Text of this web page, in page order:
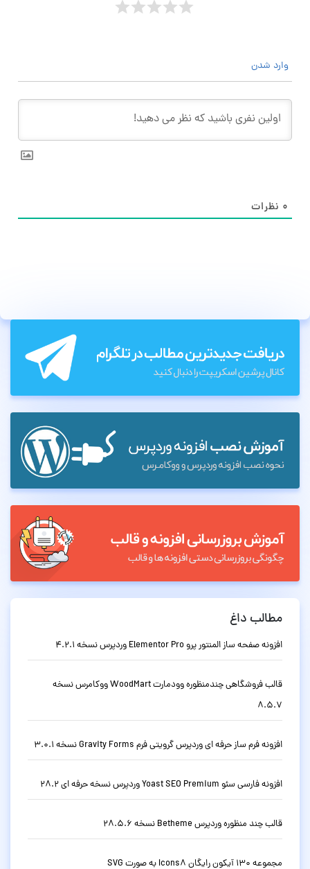
وارد شدن
۰ نظرات
مطالب داغ
افزونه صفحه ساز المنتور پرو Elementor Pro وردپرس نسخه 4.2.1
قالب فروشگاهی چندمنظوره وودمارت WoodMart ووکامرس نسخه
8.5.7
افزونه فرم ساز حرفه ای وردپرس گرویتی فرم Gravity Forms نسخه 3.0.1
افزونه فارسی سئو Yoast SEO Premium وردپرس نسخه حرفه ای 28.2
قالب چند منظوره وردپرس Betheme نسخه 28.5.6
مجموعه 130 آیکون رایگان Icons8 به صورت SVG